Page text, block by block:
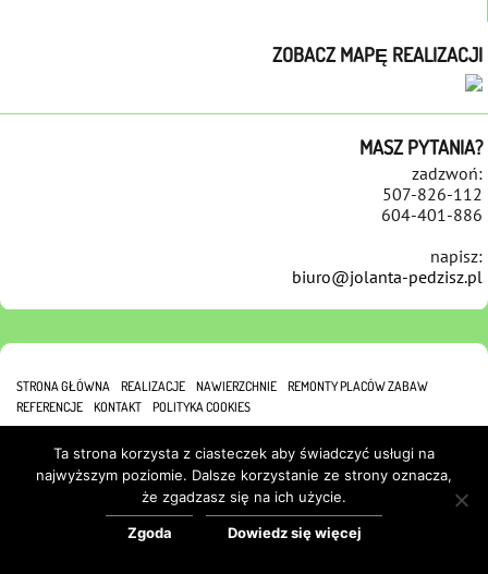
ZOBACZ MAPĘ REALIZACJI
MASZ PYTANIA?
zadzwoń:
507-826-112
604-401-886
napisz:
biuro@jolanta-pedzisz.pl
STRONA GŁÓWNA REALIZACJE NAWIERZCHNIE
REMONTY PLACÓW ZABAW
REFERENCJE
KONTAKT POLITYKA COOKIES
Ta strona korzysta z ciasteczek aby świadczyć usługi na
najwyższym poziomie. Dalsze korzystanie ze strony oznacza,
że zgadzasz się na ich użycie.
Zgoda Dowiedz się więcej